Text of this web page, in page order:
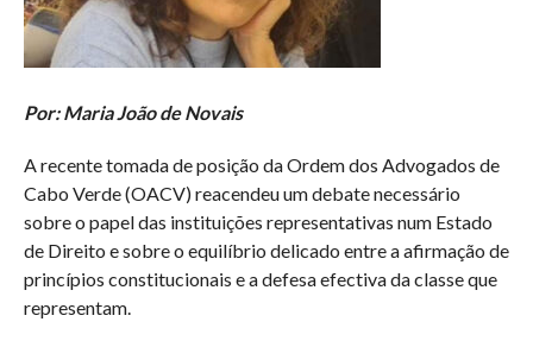
Por:Maria João de Novais
A recente tomada de posição da Ordem dos Advogados de
Cabo Verde (OACV) reacendeu um debate necessário
sobre o papel das instituições representativas num Estado
de Direito e sobre o equilíbrio delicado entre a afirmação de
princípios constitucionais e a defesa efectiva da classe que
representam.